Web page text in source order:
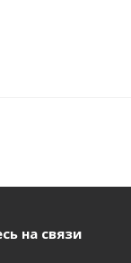
на связи